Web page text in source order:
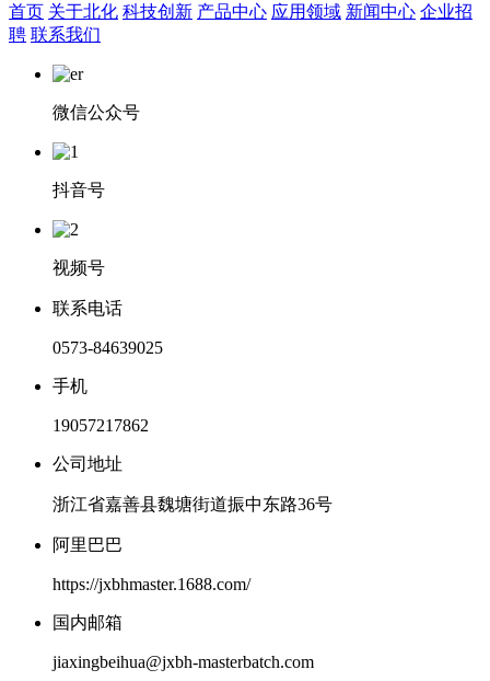
首页 关于北化 科技创新 产品中心 应用领域 新闻中心 企业招
聘 联系我们
微信公众号
抖音号
视频号
联系电话
0573-84639025
手机
19057217862
公司地址
浙江省嘉善县魏塘街道振中东路36号
阿里巴巴
https://jxbhmaster.1688.com/
国内邮箱
jiaxingbeihua@jxbh-masterbatch.com